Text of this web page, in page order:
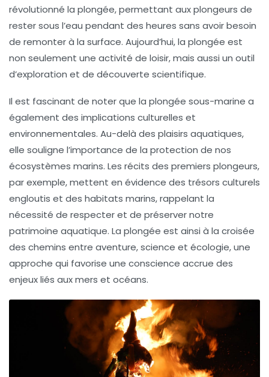
révolutionné la plongée, permettant aux plongeurs de
rester sous l’eau pendant des heures sans avoir besoin
de remonter à la surface. Aujourd’hui, la plongée est
non seulement une activité de loisir, mais aussi un outil
d’exploration et de découverte scientifique.
Il est fascinant de noter que la plongée sous-marine a
également des implications culturelles et
environnementales. Au-delà des plaisirs aquatiques,
elle souligne l’importance de la protection de nos
écosystèmes marins. Les récits des premiers plongeurs,
par exemple, mettent en évidence des trésors culturels
engloutis et des habitats marins, rappelant la
nécessité de respecter et de préserver notre
patrimoine aquatique. La plongée est ainsi à la croisée
des chemins entre aventure,science et écologie, une
approche qui favorise une conscience accrue des
enjeux liés aux mers et océans.